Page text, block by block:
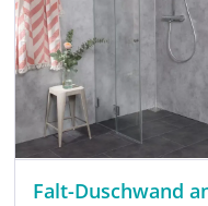
Falt-Duschwand